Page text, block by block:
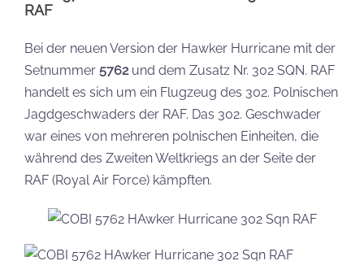
RAF
Bei der neuen Version der Hawker Hurricane mit der
Setnummer 5762und dem Zusatz Nr. 302 SQN. RAF
handelt es sich um ein Flugzeug des 302. Polnischen
Jagdgeschwaders der RAF. Das 302. Geschwader
war eines von mehreren polnischen Einheiten, die
während des Zweiten Weltkriegs an der Seite der
RAF (Royal Air Force) kämpften.